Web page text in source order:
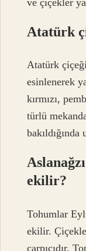
Atatürk
Atatürk
esinlenerek
kırmızı,
türlü
ekilir?
Tohumlar
ekilir.
çarpıcıdır.